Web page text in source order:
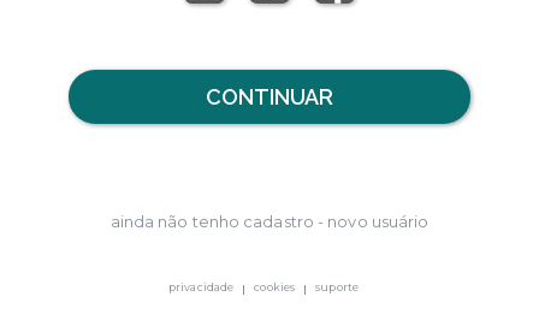
CONTINUAR
ainda não tenho cadastro - novo usuário
privacidade cookies suporte